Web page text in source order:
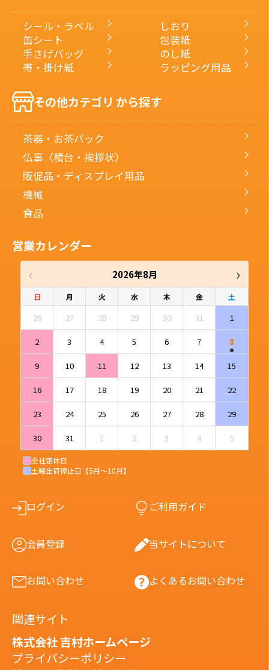
シール・ラベル
しおり
缶シート
包装紙
手さげバッグ
のし紙
帯・掛け紙
ラッピング用品
その他カテゴリ から探す
茶器・お茶パック
仏事（積台・挨拶状）
販促品・ディスプレイ用品
機械
食品
営業カレンダー
‹ 2026年8月 ›
日 月 火 水 木 金 土
26 27 28 29 30 31 1
2 3 4 5 6 7 8
9 10 11 12 13 14 15
16 17 18 19 20 21 22
23 24 25 26 27 28 29
30 31 1 2 3 4 5
全社定休日
土曜出荷停止日【5月〜10月】
関連サイト
株式会社 吉村ホームページ
プライバシーポリシー
ログイン ご利用ガイド
会員登録 当サイトについて
お問い合わせ よくあるお問い合わせ